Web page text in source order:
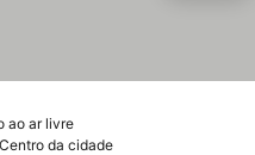
ao ar livre
da cidade